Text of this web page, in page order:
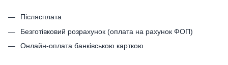
Післясплата
Безготівковий розрахунок (оплата на рахунок ФОП)
Онлайн-оплата банківською карткою